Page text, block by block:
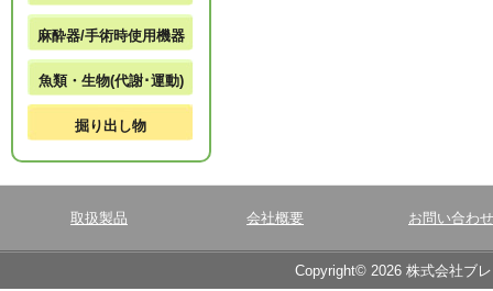
麻酔器/手術時使用機器
魚類・生物(代謝･運動)
掘り出し物
取扱製品 会社概要 お問い合わせ
Copyright© 2026 株式会社ブ